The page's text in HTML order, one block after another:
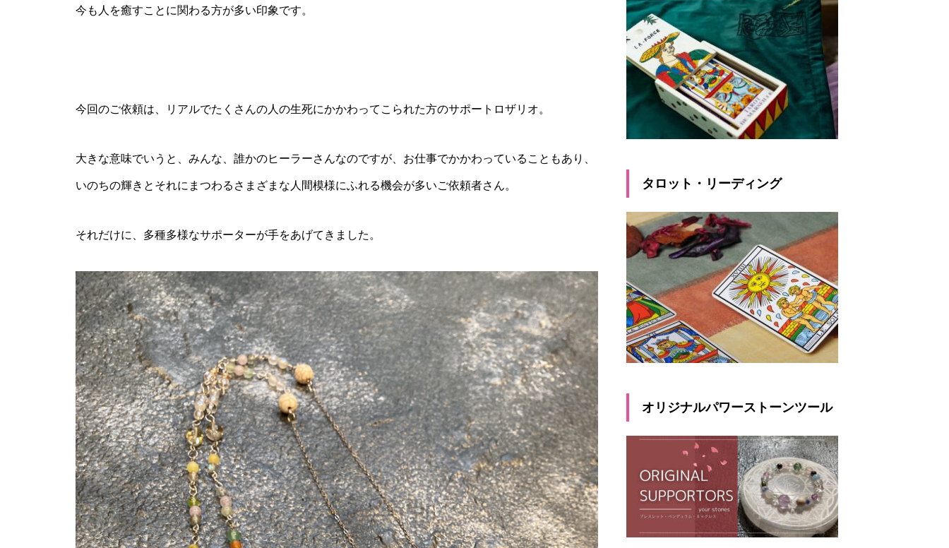
今も人を癒すことに関わる方が多い印象です。
今回のご依頼は、リアルでたくさんの人の生死にかかわってこられた方のサポートロザリオ。
大きな意味でいうと、みんな、誰かのヒーラーさんなのですが、お仕事でかかわっていることもあり、
いのちの輝きとそれにまつわるさまざまな人間模様にふれる機会が多いご依頼者さん。
それだけに、多種多様なサポーターが手をあげてきました。
タロット・リーディング
オリジナルパワーストーンツール